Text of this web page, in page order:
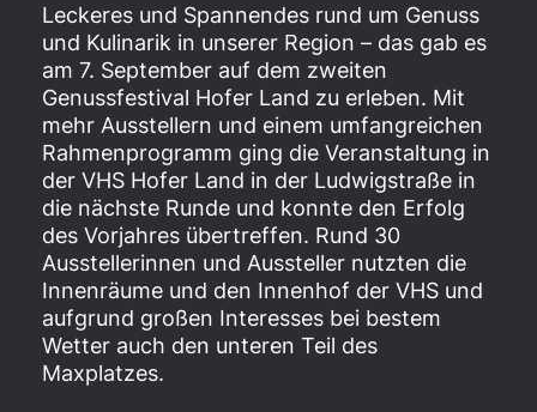
Leckeres und Spannendes rund um Genuss
und Kulinarik in unserer Region – das gab es
am 7. September auf dem zweiten
Genussfestival Hofer Land zu erleben. Mit
mehr Ausstellern und einem umfangreichen
Rahmenprogramm ging die Veranstaltung in
der VHS Hofer Land in der Ludwigstraße in
die nächste Runde und konnte den Erfolg
des Vorjahres übertreffen. Rund 30
Ausstellerinnen und Aussteller nutzten die
Innenräume und den Innenhof der VHS und
aufgrund großen Interesses bei bestem
Wetter auch den unteren Teil des
Maxplatzes.